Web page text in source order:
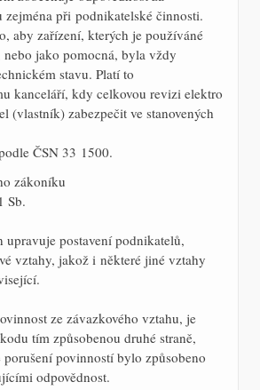
zejména při podnikatelské činnosti.
aby zařízení, kterých je používáné
jako pomocná, byla vždy
stavu. Platí to
kanceláří, kdy celkovou revizi elektro
(vlastník) zabezpečit ve stanovených
ČSN 33 1500.
zákoníku
Sb.
upravuje postavení podnikatelů,
vztahy, jakož i některé jiné vztahy
ze závazkového vztahu, je
tím způsobenou druhé straně,
porušení povinností bylo způsobeno
odpovědnost.